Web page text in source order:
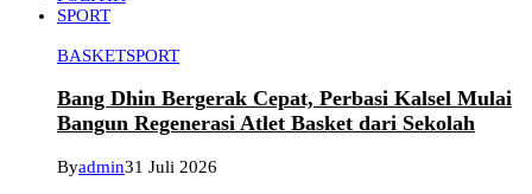
SPORT
BASKETSPORT
Bang Dhin Bergerak Cepat, Perbasi Kalsel Mulai
Bangun Regenerasi Atlet Basket dari Sekolah
Byadmin31 Juli 2026